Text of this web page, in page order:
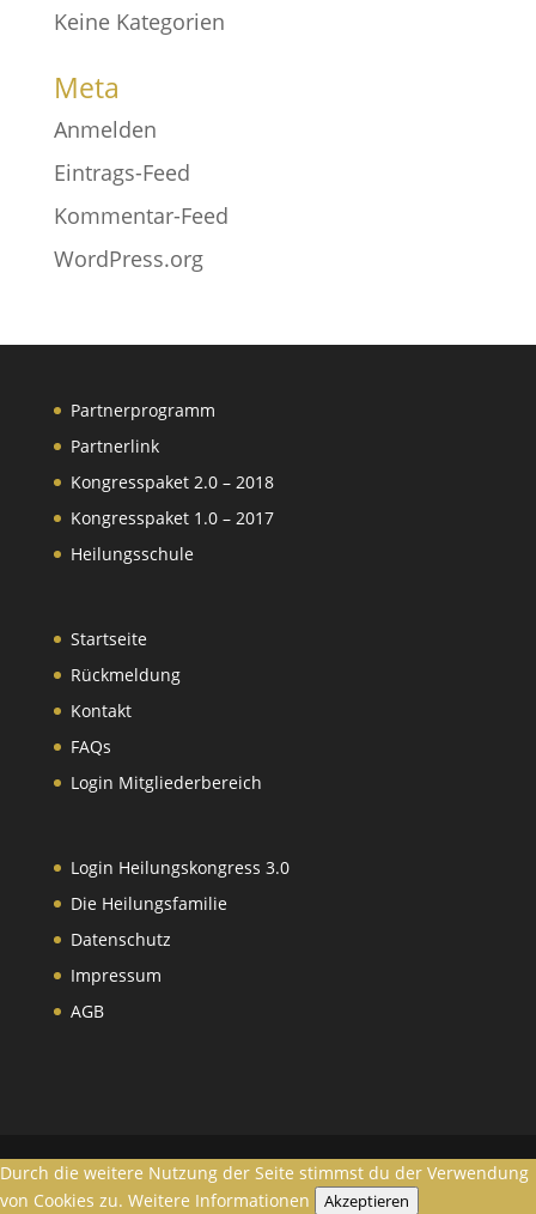
Keine Kategorien
Meta
Anmelden
Eintrags-Feed
Kommentar-Feed
WordPress.org
Partnerprogramm
Partnerlink
Kongresspaket 2.0 – 2018
Kongresspaket 1.0 – 2017
Heilungsschule
Startseite
Rückmeldung
Kontakt
FAQs
Login Mitgliederbereich
Login Heilungskongress 3.0
Die Heilungsfamilie
Datenschutz
Impressum
AGB
Durch die weitere Nutzung der Seite stimmst du der Verwendung
von Cookies zu. Weitere Informationen Akzeptieren